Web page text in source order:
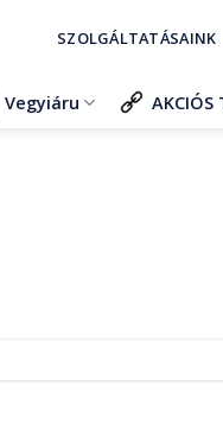
SZOLGÁLTATÁSAINK
Vegyiáru AKCIÓS